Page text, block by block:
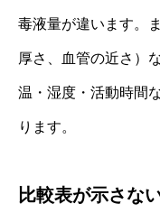
毒液量が違います。
厚さ、血管の近さ）
温・湿度・活動時間
ります。
比較表が示さな